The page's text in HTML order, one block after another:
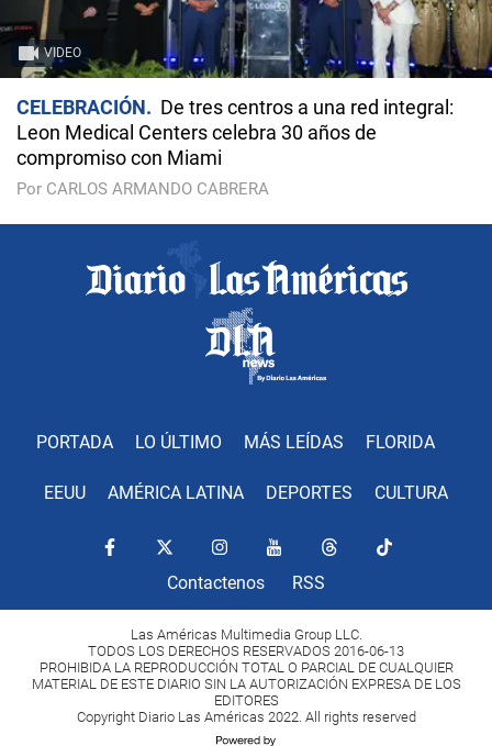
VIDEO
CELEBRACIÓN
De tres centros a una red integral:
Leon Medical Centers celebra 30 años de
compromiso con Miami
Por CARLOS ARMANDO CABRERA
PORTADA LO ÚLTIMO MÁS LEÍDAS FLORIDA
EEUU AMÉRICA LATINA DEPORTES CULTURA
Contactenos RSS
Las Américas Multimedia Group LLC.
TODOS LOS DERECHOS RESERVADOS 2016-06-13
PROHIBIDA LA REPRODUCCIÓN TOTAL O PARCIAL DE CUALQUIER
MATERIAL DE ESTE DIARIO SIN LA AUTORIZACIÓN EXPRESA DE LOS
EDITORES
Copyright Diario Las Américas 2022. All rights reserved